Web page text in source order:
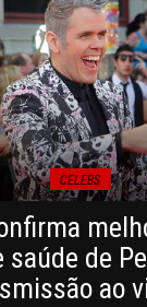
CELEBS
saúde de
ao